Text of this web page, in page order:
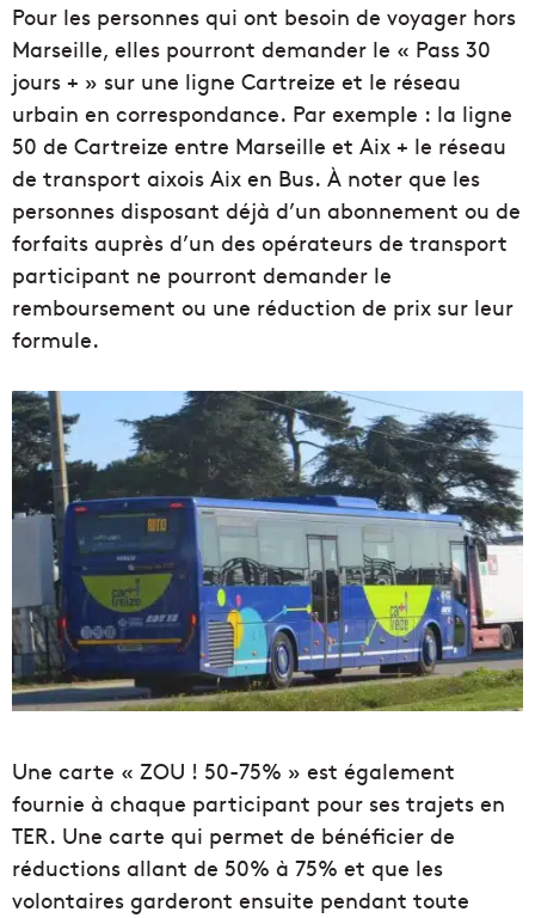
Pour les personnes qui ont besoin de voyager hors
Marseille, elles pourront demander le « Pass 30
jours + » sur une ligne Cartreize et le réseau
urbain en correspondance. Par exemple : la ligne
50 de Cartreize entre Marseille et Aix + le réseau
de transport aixois Aix en Bus. À noter que les
personnes disposant déjà d’un abonnement ou de
forfaits auprès d’un des opérateurs de transport
participant ne pourront demander le
remboursement ou une réduction de prix sur leur
formule.
Une carte « ZOU ! 50-75% » est également
fournie à chaque participant pour ses trajets en
TER. Une carte qui permet de bénéficier de
réductions allant de 50% à 75% et que les
volontaires garderont ensuite pendant toute